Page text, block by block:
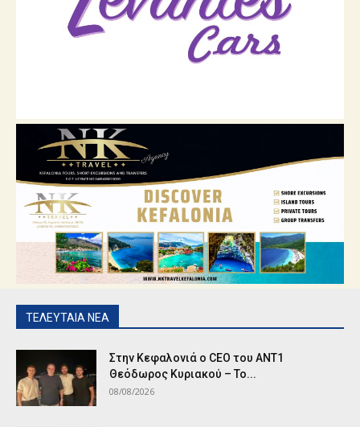
ΤΕΛΕΥΤΑΙΑ ΝΕΑ
Στην Κεφαλονιά ο CEO του ANT1
Θεόδωρος Κυριακού – Το...
08/08/2026